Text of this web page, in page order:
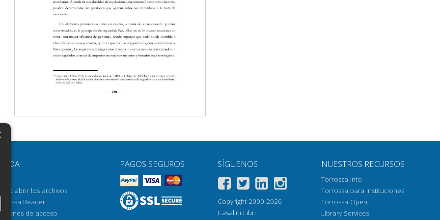
AYUDA
abrir los archivos
Reader
de acceso
PAGOS SEGUROS SÍGUENOS
Copyright 2000-2026
Casalini Libri
NUESTROS RECURSOS
Torrossa Info
Torrossa para Instituciones
Torrossa Open
Library Services